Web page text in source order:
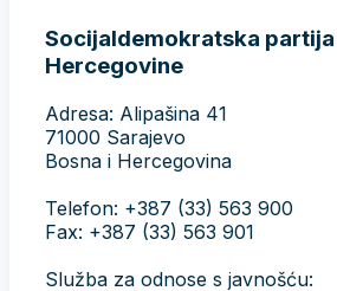
Socijaldemokratska partija
Hercegovine
Adresa: Alipašina 41
71000 Sarajevo
Bosna i Hercegovina
Telefon: +387 (33) 563 900
Fax: +387 (33) 563 901
Služba za odnose s javnošću: